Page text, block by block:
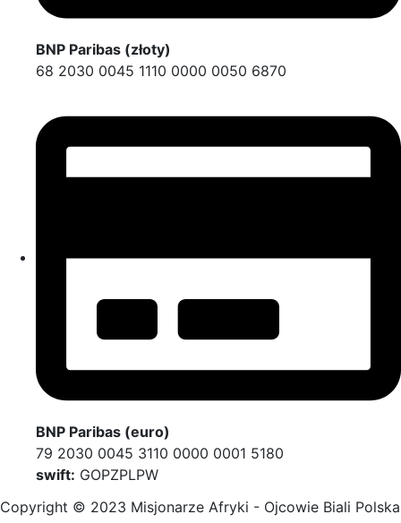
BNP Paribas (złoty)
68 2030 0045 1110 0000 0050 6870
BNP Paribas (euro)
79 2030 0045 3110 0000 0001 5180
swift: GOPZPLPW
Copyright © 2023 Misjonarze Afryki - Ojcowie Biali Polska